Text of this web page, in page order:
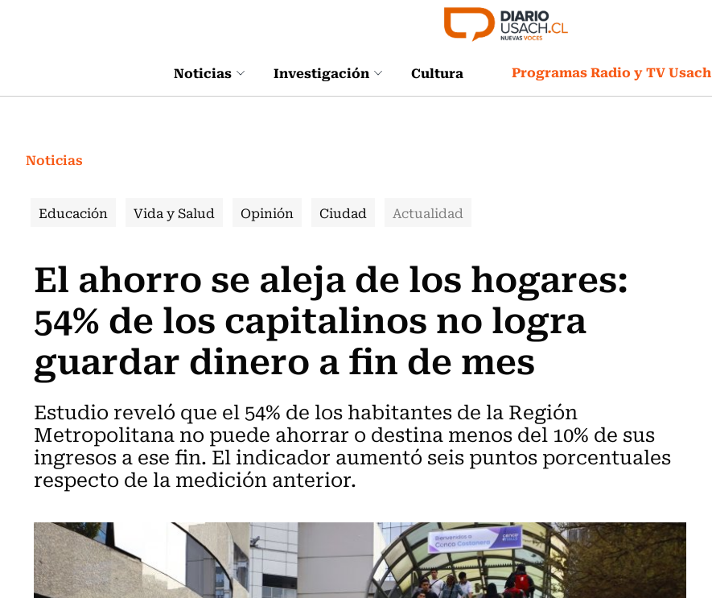
Noticias Investigación Cultura Programas Radio y TV Usach
Noticias
Educación Vida y Salud Opinión Ciudad Actualidad
El ahorro se aleja de los hogares:
54% de los capitalinos no logra
guardar dinero a fin de mes
Estudio reveló que el 54% de los habitantes de la Región
Metropolitana no puede ahorrar o destina menos del 10% de sus
ingresos a ese fin. El indicador aumentó seis puntos porcentuales
respecto de la medición anterior.